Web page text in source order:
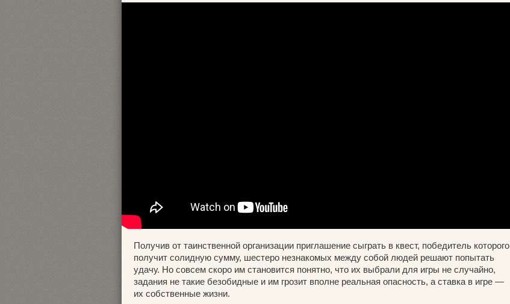
Получив от таинственной организации приглашение сыграть в квест, победитель которого
получит солидную сумму, шестеро незнакомых между собой людей решают попытать
удачу. Но совсем скоро им становится понятно, что их выбрали для игры не случайно,
задания не такие безобидные и им грозит вполне реальная опасность, а ставка в игре —
их собственные жизни.